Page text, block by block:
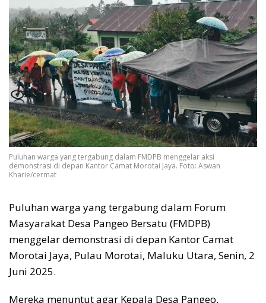
Puluhan warga yang tergabung dalam FMDPB menggelar aksi
demonstrasi di depan Kantor Camat Morotai Jaya. Foto: Aswan
Kharie/cermat
Puluhan warga yang tergabung dalam Forum
Masyarakat Desa Pangeo Bersatu (FMDPB)
menggelar demonstrasi di depan Kantor Camat
Morotai Jaya, Pulau Morotai, Maluku Utara, Senin, 2
Juni 2025.
Mereka menuntut agar Kepala Desa Pangeo,